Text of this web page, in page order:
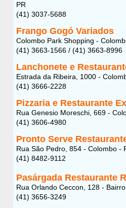
PR
(41) 3037-5688
Frango Gogó Variados
Colombo Park Shopping -
(41) 3663-1566 / (41) 3663-8996
Lanchonete e
Estrada da Ribeira, 1000 -
(41) 3666-2228
Pizzaria e Restaurante
Rua Genesio Moreschi, 669 -
(41) 3606-4980
Pronto Serve
Rua São Pedro, 854 - Colombo -
(41) 8482-9112
Pasárgada Restaurante
Rua Orlando Ceccon, 128 -
(41) 3656-3249